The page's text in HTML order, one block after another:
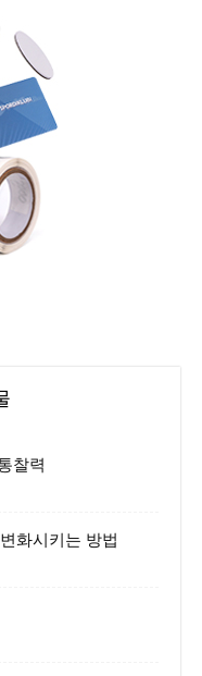
찰력
화시키는 방법